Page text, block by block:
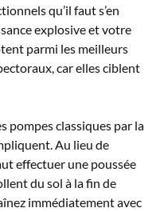
qu’il faut s’en
explosive et votre
parmi les meilleurs
car elles ciblent
pompes classiques par la
Au lieu de
effectuer une poussée
du sol à la fin de
immédiatement avec